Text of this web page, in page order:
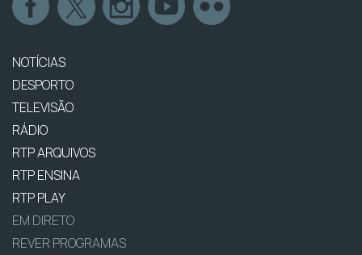
NOTÍCIAS
DESPORTO
TELEVISÃO
RÁDIO
RTP ARQUIVOS
RTP ENSINA
RTP PLAY
EM DIRETO
REVER PROGRAMAS